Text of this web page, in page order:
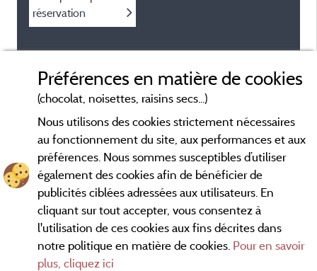
réservation
Conditions générales d'utilisation
Préférences en matière de cookies
(chocolat, noisettes, raisins secs...)
Nous utilisons des cookies strictement nécessaires
au fonctionnement du site, aux performances et aux
préférences. Nous sommes susceptibles d’utiliser
également des cookies afin de bénéficier de
publicités ciblées adressées aux utilisateurs. En
cliquant sur tout accepter, vous consentez à
l'utilisation de ces cookies aux fins décrites dans
notre politique en matière de cookies. Pour en savoir
plus, cliquez ici